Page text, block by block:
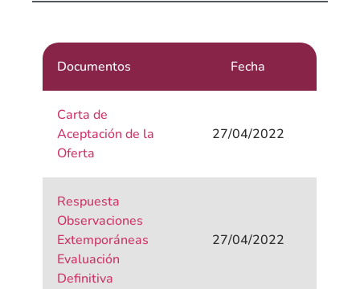
Documentos Fecha
Carta de
Aceptación de la
Oferta
27/04/2022
Respuesta
Observaciones
Extemporáneas
Evaluación
Definitiva
27/04/2022